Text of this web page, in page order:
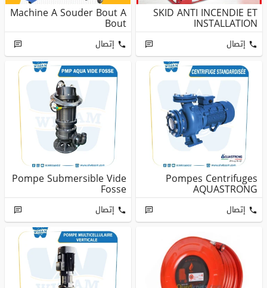
SKID ANTI INCENDIE ET
INSTALLATION
إتصال
Machine A Souder Bout A
Bout
إتصال
Pompes Centrifuges
AQUASTRONG
إتصال
Pompe Submersible Vide
Fosse
إتصال